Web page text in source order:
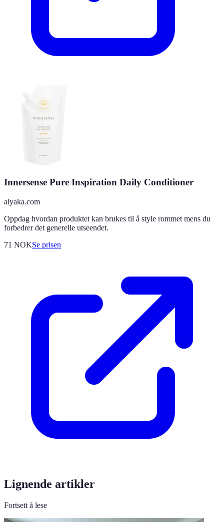
Innersense Pure Inspiration Daily Conditioner
alyaka.com
Oppdag hvordan produktet kan brukes til å style rommet mens du
forbedrer det generelle utseendet.
71 NOKSe prisen
Lignende artikler
Fortsett å lese